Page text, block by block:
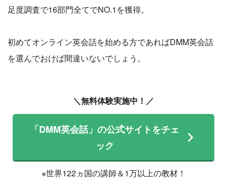
足度調査で16部門全てでNO.1を獲得。
初めてオンライン英会話を始める方であればDMM英会話
を選んでおけば間違いないでしょう。
＼無料体験実施中！／
「DMM英会話」の公式サイトをチェ
ック
※世界122ヵ国の講師＆1万以上の教材！